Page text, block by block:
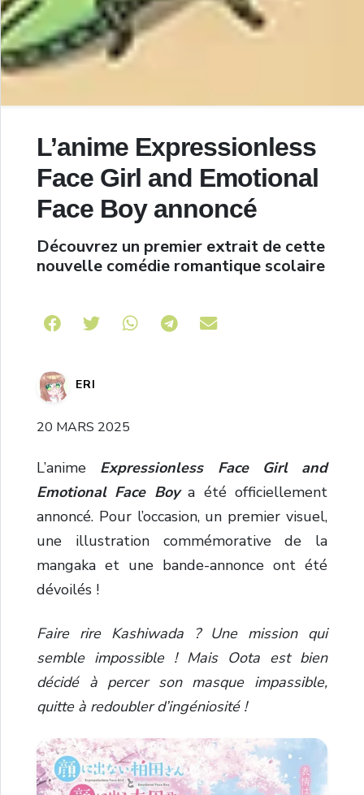
L’anime Expressionless
Face Girl and Emotional
Face Boy annoncé
Découvrez un premier extrait de cette
nouvelle comédie romantique scolaire
Share on Telegram
ERI
20 MARS 2025
L’anime Expressionless Face Girl and
Emotional Face Boya été officiellement
annoncé. Pour l’occasion, un premier visuel,
une illustration commémorative de la
mangaka et une bande-annonce ont été
dévoilés !
Faire rire Kashiwada ? Une mission qui
semble impossible ! Mais Oota est bien
décidé à percer son masque impassible,
quitte à redoubler d’ingéniosité !